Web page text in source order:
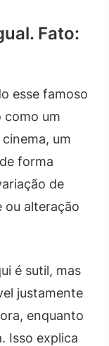
Fato:
esse famoso
como um
um
forma
de
ou alteração
é sutil, mas
justamente
enquanto
Isso explica